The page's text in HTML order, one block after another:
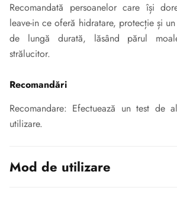
Recomandată persoanelor care își
leave-in ce oferă hidratare, protecție și
de lungă durată, lăsând părul
strălucitor.
Recomandări
Recomandare: Efectuează un test de
utilizare.
Mod de utilizare